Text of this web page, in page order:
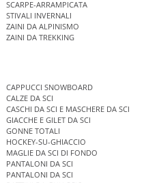
SCARPE-ARRAMPICATA
STIVALI INVERNALI
ZAINI DA ALPINISMO
ZAINI DA TREKKING
CAPPUCCI SNOWBOARD
CALZE DA SCI
CASCHI DA SCI E MASCHERE DA SCI
GIACCHE E GILET DA SCI
GONNE TOTALI
HOCKEY-SU-GHIACCIO
MAGLIE DA SCI DI FONDO
PANTALONI DA SCI
PANTALONI DA SCI